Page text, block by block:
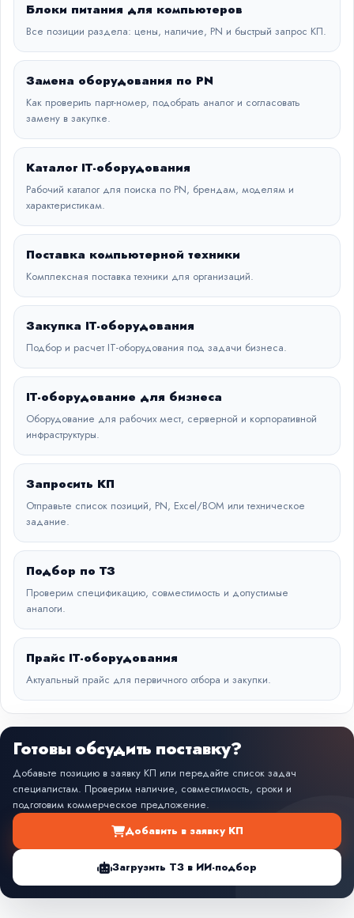
Блоки питания для компьютеров
Все позиции раздела: цены, наличие, PN и быстрый запрос КП.
Замена оборудования по PN
Как проверить парт-номер, подобрать аналог и согласовать
замену в закупке.
Каталог IT-оборудования
Рабочий каталог для поиска по PN, брендам, моделям и
характеристикам.
Поставка компьютерной техники
Комплексная поставка техники для организаций.
Закупка IT-оборудования
Подбор и расчет IT-оборудования под задачи бизнеса.
IT-оборудование для бизнеса
Оборудование для рабочих мест, серверной и корпоративной
инфраструктуры.
Запросить КП
Отправьте список позиций, PN, Excel/BOM или техническое
задание.
Подбор по ТЗ
Проверим спецификацию, совместимость и допустимые
аналоги.
Прайс IT-оборудования
Актуальный прайс для первичного отбора и закупки.
Готовы обсудить поставку?
Добавьте позицию в заявку КП или передайте список задач
специалистам. Проверим наличие, совместимость, сроки и
подготовим коммерческое предложение.
Добавить в заявку КП
Загрузить ТЗ в ИИ-подбор